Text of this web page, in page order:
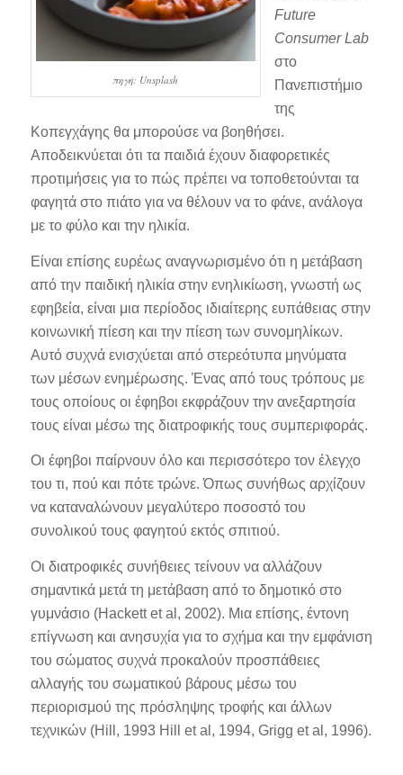
πηγή: Unsplash
Future
Consumer Lab
στο
Πανεπιστήμιο
της
Κοπεγχάγης θα μπορούσε να βοηθήσει.
Αποδεικνύεται ότι τα παιδιά έχουν διαφορετικές
προτιμήσεις για το πώς πρέπει να τοποθετούνται τα
φαγητά στο πιάτο για να θέλουν να το φάνε, ανάλογα
με το φύλο και την ηλικία.
Είναι επίσης ευρέως αναγνωρισμένο ότι η μετάβαση
από την παιδική ηλικία στην ενηλικίωση, γνωστή ως
εφηβεία, είναι μια περίοδος ιδιαίτερης ευπάθειας στην
κοινωνική πίεση και την πίεση των συνομηλίκων.
Αυτό συχνά ενισχύεται από στερεότυπα μηνύματα
των μέσων ενημέρωσης. Ένας από τους τρόπους με
τους οποίους οι έφηβοι εκφράζουν την ανεξαρτησία
τους είναι μέσω της διατροφικής τους συμπεριφοράς.
Οι έφηβοι παίρνουν όλο και περισσότερο τον έλεγχο
του τι, πού και πότε τρώνε. Όπως συνήθως αρχίζουν
να καταναλώνουν μεγαλύτερο ποσοστό του
συνολικού τους φαγητού εκτός σπιτιού.
Οι διατροφικές συνήθειες τείνουν να αλλάζουν
σημαντικά μετά τη μετάβαση από το δημοτικό στο
γυμνάσιο (Hackett et al, 2002). Μια επίσης, έντονη
επίγνωση και ανησυχία για το σχήμα και την εμφάνιση
του σώματος συχνά προκαλούν προσπάθειες
αλλαγής του σωματικού βάρους μέσω του
περιορισμού της πρόσληψης τροφής και άλλων
τεχνικών (Hill, 1993 Hill et al, 1994, Grigg et al, 1996).